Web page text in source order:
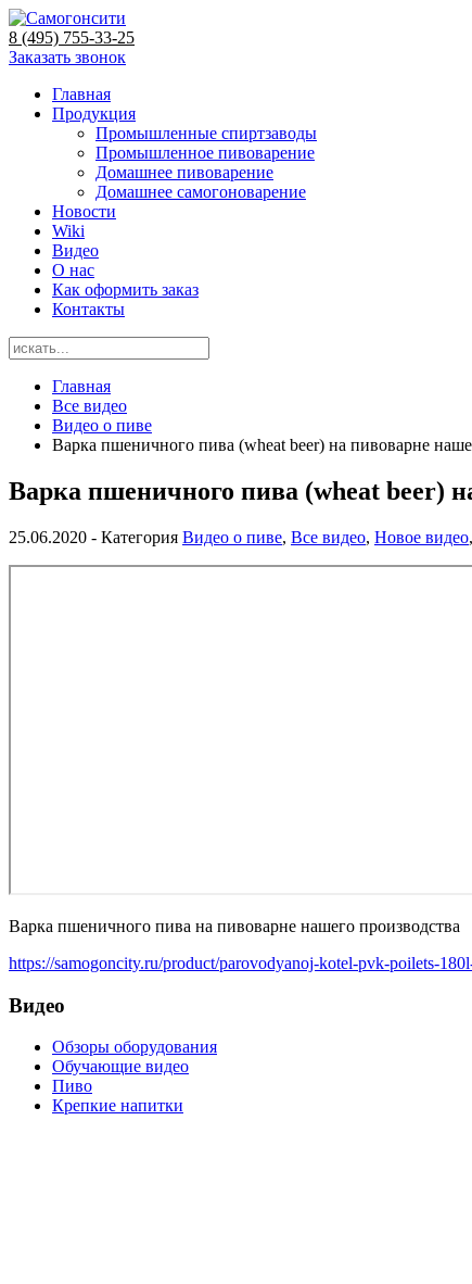
8 (495) 755-33-25
Заказать звонок
Главная
Продукция
Промышленные спиртзаводы
Промышленное пивоварение
Домашнее пивоварение
Домашнее самогоноварение
Новости
Wiki
Видео
О нас
Как оформить заказ
Контакты
Главная
Все видео
Видео о пиве
Варка пшеничного пива (wheat beer) на пивоварне
Варка пшеничного пива (wheat beer)
25.06.2020 - Категория Видео о пиве, Все видео, Новое видео,
Варка пшеничного пива на пивоварне нашего производства
https://samogoncity.ru/product/parovodyanoj-kotel-pvk-poilets-
Видео
Обзоры оборудования
Обучающие видео
Пиво
Крепкие напитки